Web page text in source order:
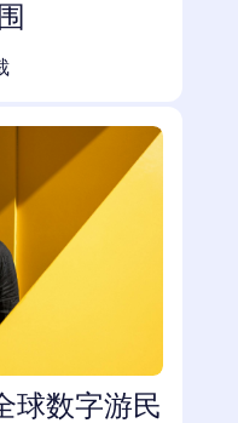
球数字游民